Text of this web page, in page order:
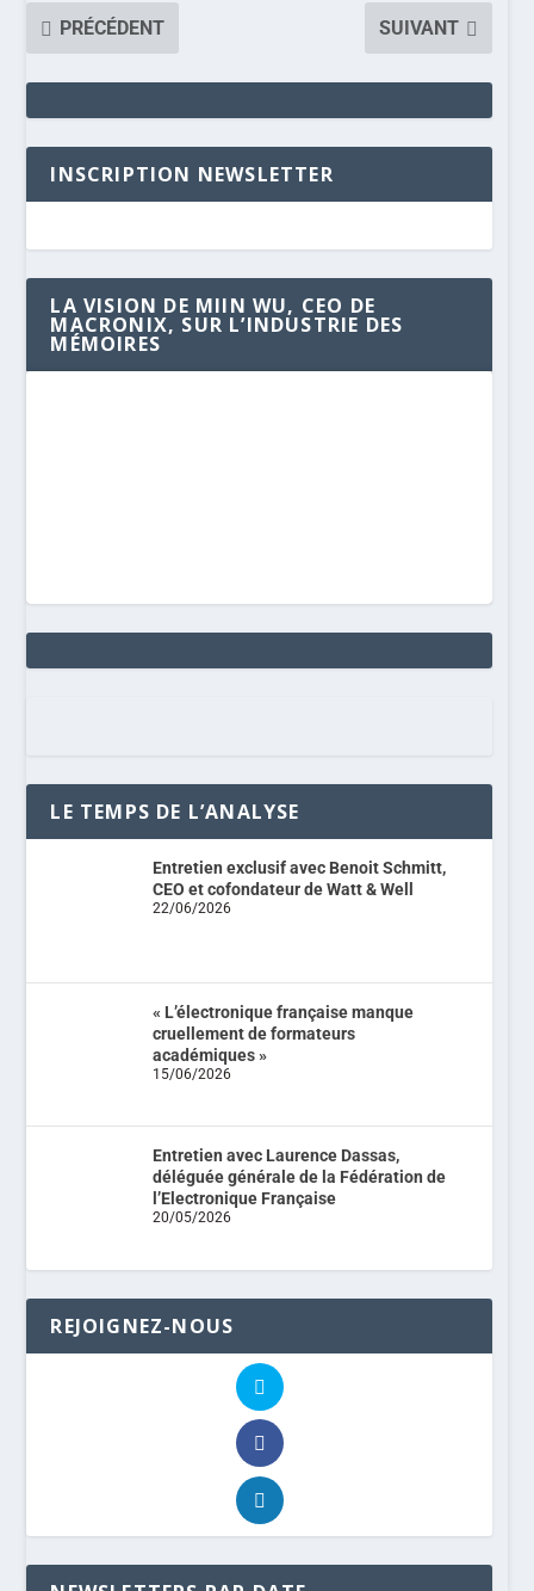
PRÉCÉDENT
SUIVANT
INSCRIPTION NEWSLETTER
LA VISION DE MIIN WU, CEO DE
MACRONIX, SUR L’INDUSTRIE DES
MÉMOIRES
LE TEMPS DE L’ANALYSE
Entretien exclusif avec Benoit Schmitt,
CEO et cofondateur de Watt & Well
22/06/2026
« L’électronique française manque
cruellement de formateurs
académiques »
15/06/2026
Entretien avec Laurence Dassas,
déléguée générale de la Fédération de
l’Electronique Française
20/05/2026
REJOIGNEZ-NOUS